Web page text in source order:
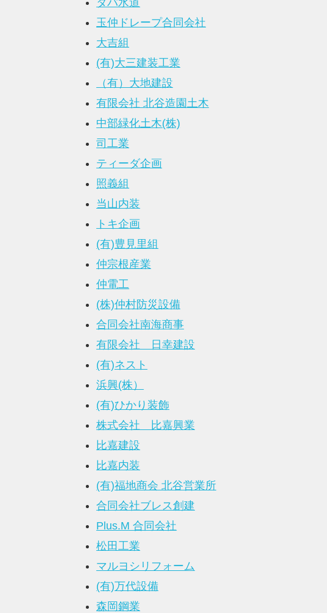
タバ水道
玉仲ドレープ合同会社
大吉組
(有)大三建装工業
（有）大地建設
有限会社 北谷造園土木
中部緑化土木(株)
司工業
ティーダ企画
照義組
当山内装
トキ企画
(有)豊見里組
仲宗根産業
仲電工
(株)仲村防災設備
合同会社南海商事
有限会社 日幸建設
(有)ネスト
浜興(株）
(有)ひかり装飾
株式会社 比嘉興業
比嘉建設
比嘉内装
(有)福地商会 北谷営業所
合同会社ブレス創建
Plus.M 合同会社
松田工業
マルヨシリフォーム
(有)万代設備
森岡鋼業